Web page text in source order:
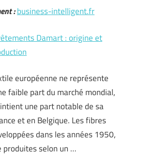
:business-intelligent.fr
Damart : origine et
européenne ne représente
faible part du marché mondial,
une part notable de sa
et en Belgique. Les fibres
dans les années 1950,
produites selon un …